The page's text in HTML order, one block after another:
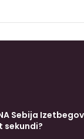
Sebija
sekundi?